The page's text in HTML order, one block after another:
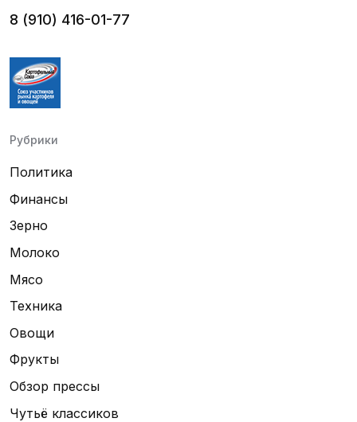
8 (910) 416-01-77
Рубрики
Политика
Финансы
Зерно
Молоко
Мясо
Техника
Овощи
Фрукты
Обзор прессы
Чутьё классиков